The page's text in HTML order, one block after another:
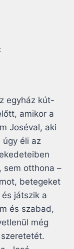
egyház kút-
amikor a
Joséval, aki
úgy éli az
sem otthona –
betegeket
játszik a
és szabad,
még